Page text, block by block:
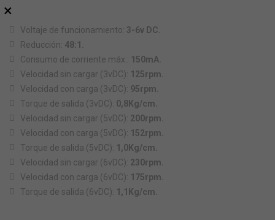
Voltaje de funcionamiento: 3-6v DC.
Reducción: 48:1.
Consumo de corriente máx.: 150mA.
Velocidad sin cargar (3vDC): 125rpm.
Velocidad con carga (3vDC): 95rpm.
Torque de salida (3vDC): 0,8Kg/cm.
Velocidad sin cargar (5vDC): 200rpm.
Velocidad con carga (5vDC): 152rpm.
Torque de salida (5vDC): 1,0Kg/cm.
Velocidad sin cargar (6vDC): 230rpm.
Velocidad con carga (6vDC): 175rpm.
Torque de salida (6vDC): 1,1Kg/cm.
×